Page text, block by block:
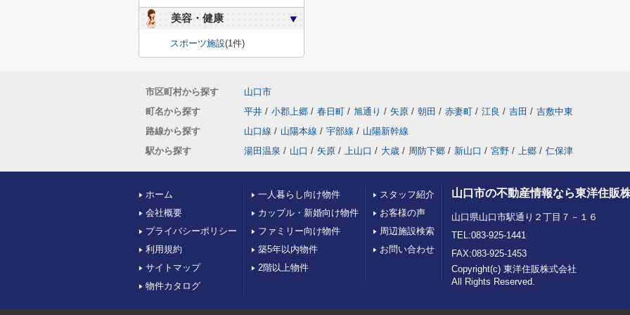
美容・健康
スポーツ施設(1件)
市区町村から探す
山口市
町名から探す
平井 / 小郡上郷 / 春日町 / 旭通り / 矢原 / 朝田 / 赤妻町 / 江良 / 吉田 / 吉敷中東
路線から探す
山口線 / 山陽本線 / 宇部線 / 山陽新幹線
駅から探す
湯田温泉 / 山口 / 矢原 / 上山口 / 大歳 / 周防下郷 / 新山口 / 宮野 / 上郷 / 仁保津
ホーム
会社概要
プライバシーポリシー
利用規約
サイトマップ
物件カタログ
一人暮らし向け物件
カップル・新婚向け物件
ファミリー向け物件
築5年以内物件
2階以上物件
スタッフ紹介
お客様の声
周辺施設検索
お問い合わせ
山口市の不動産情報なら東洋住販
山口県山口市駅通り２丁目７－１６
TEL:083-925-1441
FAX:083-925-1453
Copyright(c) 東洋住販株式会社
All Rights Reserved.